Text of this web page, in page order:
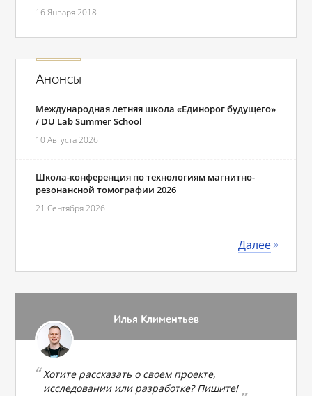
16 Января 2018
Анонсы
Международная летняя школа «Единорог будущего»
/ DU Lab Summer School
10 Августа 2026
Школа-конференция по технологиям магнитно-
резонансной томографии 2026
21 Сентября 2026
Далее
Илья Климентьев
Хотите рассказать о своем проекте,
исследовании или разработке? Пишите!